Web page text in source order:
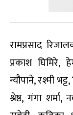
रामप्रसाद
प्रकाश घिमिरे,
न्यौपाने, रश्मी
श्रेष्ठ, गंगा